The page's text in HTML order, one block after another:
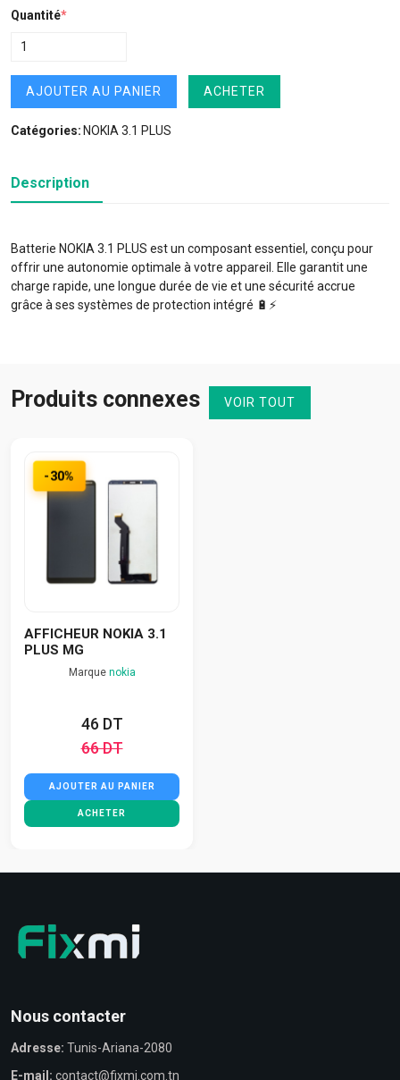
Quantité*
AJOUTER AU PANIER ACHETER
Catégories: NOKIA 3.1 PLUS
Description
Batterie NOKIA 3.1 PLUS est un composant essentiel, conçu pour
offrir une autonomie optimale à votre appareil. Elle garantit une
charge rapide, une longue durée de vie et une sécurité accrue
grâce à ses systèmes de protection intégré 🔋⚡️
Produits connexes VOIR TOUT
-30%
AFFICHEUR NOKIA 3.1
PLUS MG
Marque nokia
46 DT
66 DT
AJOUTER AU PANIER
ACHETER
Nous contacter
Adresse: Tunis-Ariana-2080
E-mail: contact@fixmi.com.tn